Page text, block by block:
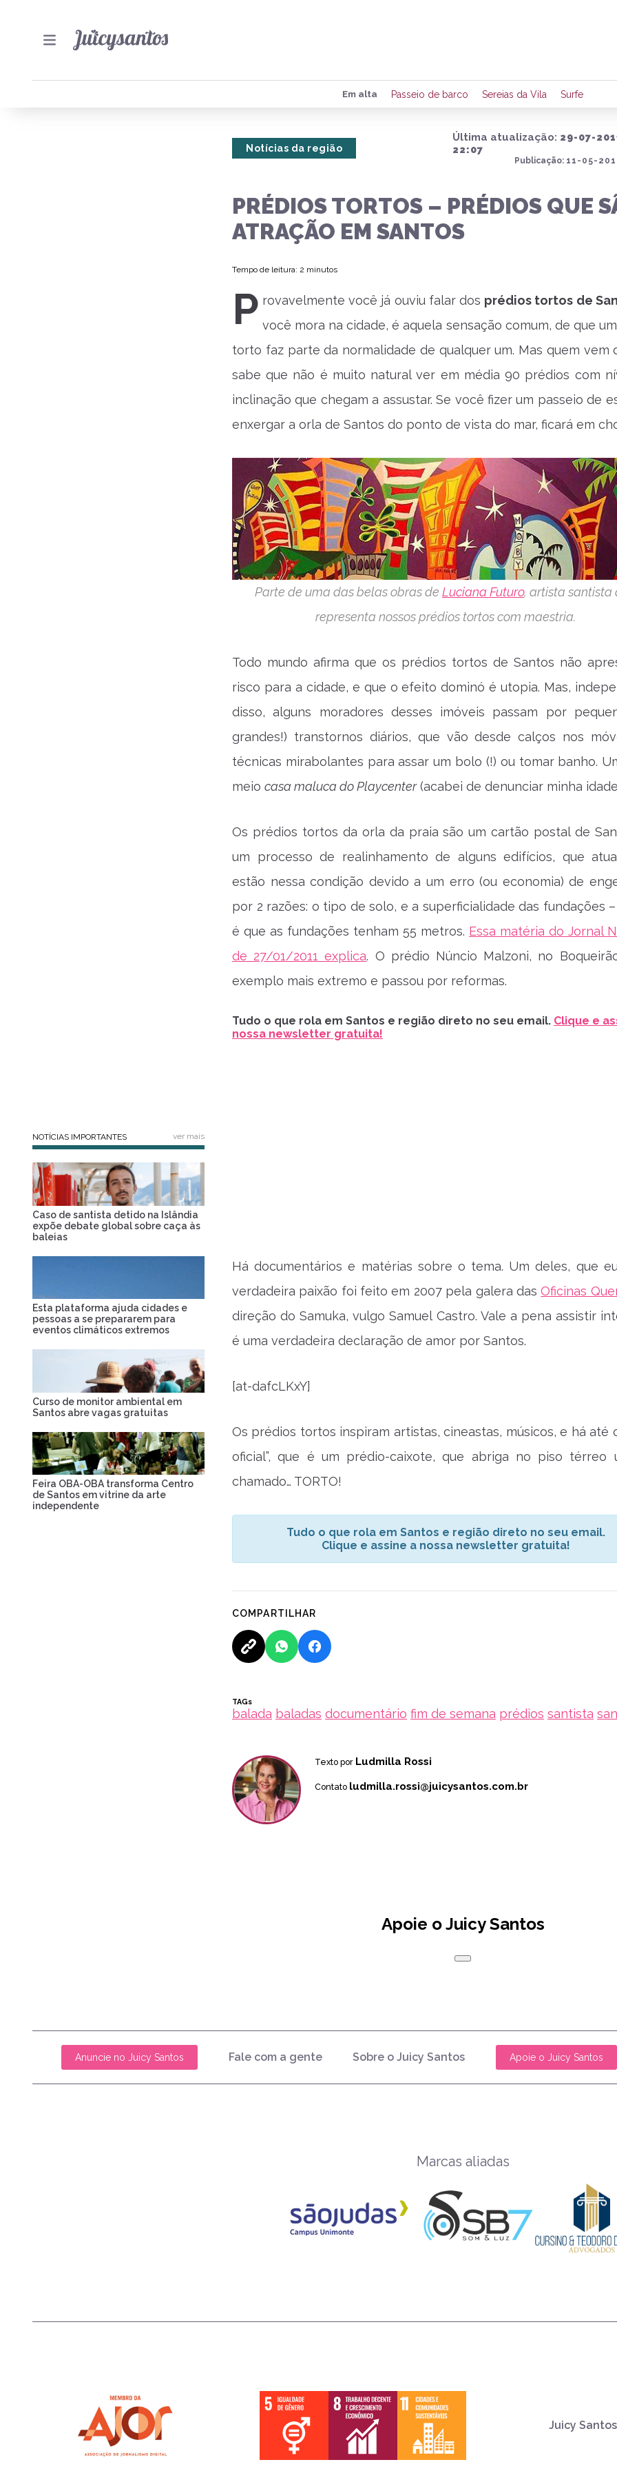
Preencha seus dados para
de eventos e notícias da
Em alta Passeio de barco Sereias da Vila Surfe
Última atualização: 29-07-
22:07
Publicação: 11-05-
Notícias da região
PRÉDIOS TORTOS – PRÉDIOS QUE
ATRAÇÃO EM SANTOS
Tempo de leitura: 2 minutos
P rovavelmente você já ouviu falar dos prédios tortos de
você mora na cidade, é aquela sensação comum, de que
torto faz parte da normalidade de qualquer um. Mas quem vem
sabe que não é muito natural ver em média 90 prédios com
inclinação que chegam a assustar. Se você fizer um passeio de
enxergar a orla de Santos do ponto de vista do mar, ficará em
Parte de uma das belas obras de Luciana Futuro, artista santista
representa nossos prédios tortos com maestria.
Todo mundo afirma que os prédios tortos de Santos não
risco para a cidade, e que o efeito dominó é utopia. Mas,
disso, alguns moradores desses imóveis passam por
grandes!) transtornos diários, que vão desde calços nos
técnicas mirabolantes para assar um bolo (!) ou tomar banho.
meio casa maluca do Playcenter(acabei de denunciar minha
Os prédios tortos da orla da praia são um cartão postal de
um processo de realinhamento de alguns edifícios, que
estão nessa condição devido a um erro (ou economia) de
por 2 razões: o tipo de solo, e a superficialidade das fundações
é que as fundações tenham 55 metros. Essa matéria do Jornal
de 27/01/2011 explica. O prédio Núncio Malzoni, no
exemplo mais extremo e passou por reformas.
Tudo o que rola em Santos e região direto no seu email. Clique e
nossa newsletter gratuita!
Há documentários e matérias sobre o tema. Um deles, que
verdadeira paixão foi feito em 2007 pela galera dasOficinas
direção do Samuka, vulgo Samuel Castro. Vale a pena assistir
é uma verdadeira declaração de amor por Santos.
[at-dafcLKxY]
Os prédios tortos inspiram artistas, cineastas, músicos, e há até
oficial”, que é um prédio-caixote, que abriga no piso térreo
chamado… TORTO!
Tudo o que rola em Santos e região direto no seu email.
Clique e assine a nossa newsletter gratuita!
COMPARTILHAR
TAGs
balada baladas documentário fim de semana prédios santista
Texto por Ludmilla Rossi
Contato ludmilla.rossi@juicysantos.com.br
NOTÍCIAS IMPORTANTES ver mais
Caso de santista detido na Islândia
expõe debate global sobre caça às
baleias
Esta plataforma ajuda cidades e
pessoas a se prepararem para
eventos climáticos extremos
Curso de monitor ambiental em
Santos abre vagas gratuitas
Feira OBA-OBA transforma Centro
de Santos em vitrine da arte
independente
Apoie o Juicy Santos
Anuncie no Juicy Santos Fale com a gente Sobre o Juicy Santos Apoie o Juicy Santos
Marcas aliadas
Juicy Santos